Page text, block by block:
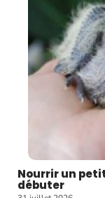
Nourrir un
débuter